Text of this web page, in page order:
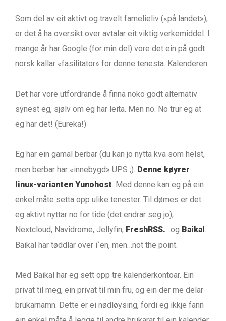
Som del av eit aktivt og travelt famelieliv («på landet»),
er det å ha oversikt over avtalar eit viktig verkemiddel. I
mange år har Google (for min del) vore det ein på godt
norsk kallar «fasilitator» for denne tenesta. Kalenderen.
Det har vore utfordrande å finna noko godt alternativ
synest eg, sjølv om eg har leita. Men no. No trur eg at
eg har det! (Eureka!)
Eg har ein gamal berbar (du kan jo nytta kva som helst,
men berbar har «innebygd» UPS ;). Denne køyrer
linux-varianten Yunohost. Med denne kan eg på ein
enkel måte setta opp ulike tenester. Til dømes er det
eg aktivt nyttar no for tide (det endrar seg jo),
Nextcloud, Navidrome, Jellyfin, FreshRSS.…og Baikal .
Baikal har tøddlar over i`en, men…not the point.
Med Baikal har eg sett opp tre kalenderkontoar. Ein
privat til meg, ein privat til min fru, og ein der me delar
brukarnamn. Dette er ei nødløysing, fordi eg ikkje fann